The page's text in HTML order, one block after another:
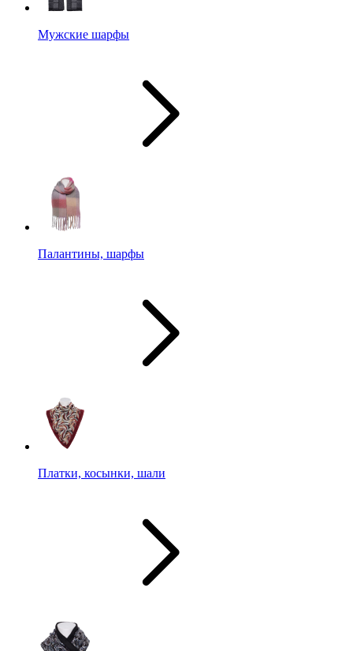
Мужские шарфы
Палантины, шарфы
Платки, косынки, шали